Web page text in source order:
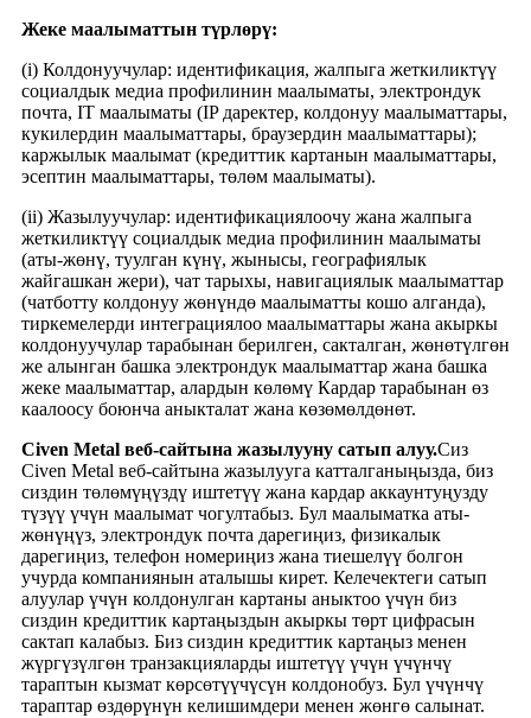
Жеке маалыматтын түрлөрү:
(i) Колдонуучулар: идентификация, жалпыга жеткиликтүү
социалдык медиа профилинин маалыматы, электрондук
почта, IT маалыматы (IP даректер, колдонуу маалыматтары,
кукилердин маалыматтары, браузердин маалыматтары);
каржылык маалымат (кредиттик картанын маалыматтары,
эсептин маалыматтары, төлөм маалыматы).
(ii) Жазылуучулар: идентификациялоочу жана жалпыга
жеткиликтүү социалдык медиа профилинин маалыматы
(аты-жөнү, туулган күнү, жынысы, географиялык
жайгашкан жери), чат тарыхы, навигациялык маалыматтар
(чатботту колдонуу жөнүндө маалыматты кошо алганда),
тиркемелерди интеграциялоо маалыматтары жана акыркы
колдонуучулар тарабынан берилген, сакталган, жөнөтүлгөн
же алынган башка электрондук маалыматтар жана башка
жеке маалыматтар, алардын көлөмү Кардар тарабынан өз
каалоосу боюнча аныкталат жана көзөмөлдөнөт.
Civen Metal веб-сайтына жазылууну сатып алуу.Сиз
Civen Metal веб-сайтына жазылууга катталганыңызда, биз
сиздин төлөмүңүздү иштетүү жана кардар аккаунтуңузду
түзүү үчүн маалымат чогултабыз. Бул маалыматка аты-
жөнүңүз, электрондук почта дарегиңиз, физикалык
дарегиңиз, телефон номериңиз жана тиешелүү болгон
учурда компаниянын аталышы кирет. Келечектеги сатып
алуулар үчүн колдонулган картаны аныктоо үчүн биз
сиздин кредиттик картаңыздын акыркы төрт цифрасын
сактап калабыз. Биз сиздин кредиттик картаңыз менен
жүргүзүлгөн транзакцияларды иштетүү үчүн үчүнчү
тараптын кызмат көрсөтүүчүсүн колдонобуз. Бул үчүнчү
тараптар өздөрүнүн келишимдери менен жөнгө салынат.